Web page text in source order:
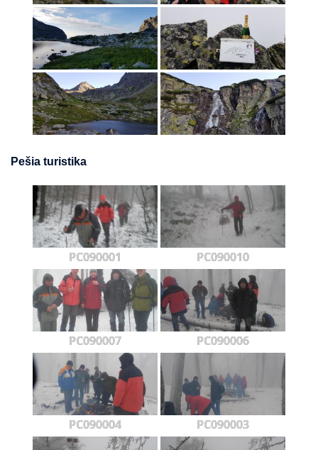
Pešia turistika
PC090001 PC090010
PC090007 PC090006
PC090004 PC090003